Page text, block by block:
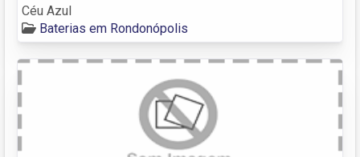
Céu Azul
Baterias em Rondonópolis